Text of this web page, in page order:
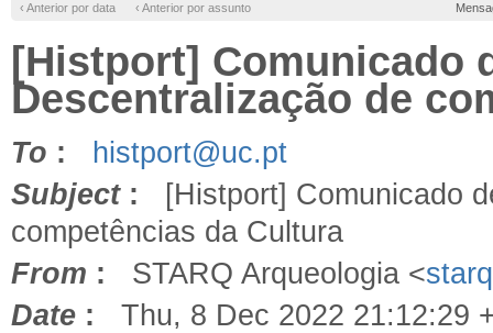
‹ Anterior por data ‹ Anterior por assunto
[Histport] Comunicado
Descentralização de
To :
histport@uc.pt
Subject: [Histport] Comunicado
competências da Cultura
From : STARQ Arqueologia <
Date : Thu, 8 Dec 2022 21:12:29